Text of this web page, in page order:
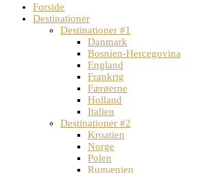
Forside
Destinationer
Destinationer #1
Danmark
Bosnien-Hercegovina
England
Frankrig
Færøerne
Holland
Italien
Destinationer #2
Kroatien
Norge
Polen
Rumænien